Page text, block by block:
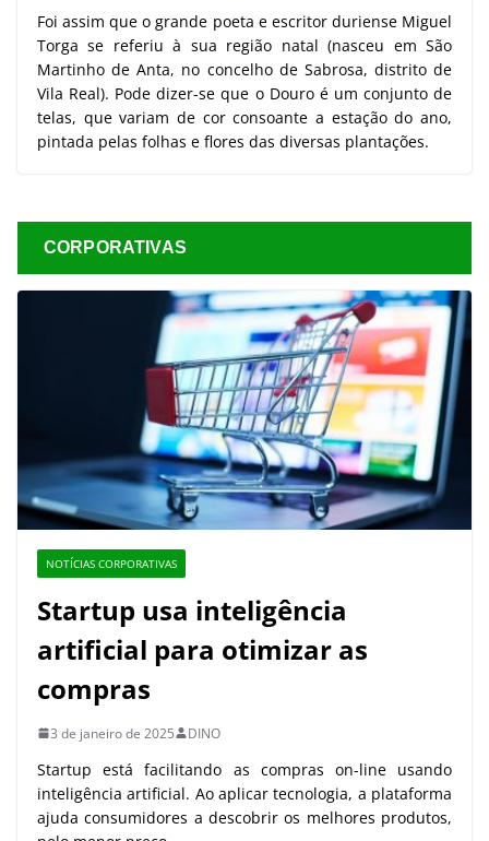
Foi assim que o grande poeta e escritor duriense Miguel
Torga se referiu à sua região natal (nasceu em São
Martinho de Anta, no concelho de Sabrosa, distrito de
Vila Real). Pode dizer-se que o Douro é um conjunto de
telas, que variam de cor consoante a estação do ano,
pintada pelas folhas e flores das diversas plantações.
CORPORATIVAS
NOTÍCIAS CORPORATIVAS
Startup usa inteligência
artificial para otimizar as
compras
3 de janeiro de 2025 DINO
Startup está facilitando as compras on-line usando
inteligência artificial. Ao aplicar tecnologia, a plataforma
ajuda consumidores a descobrir os melhores produtos,